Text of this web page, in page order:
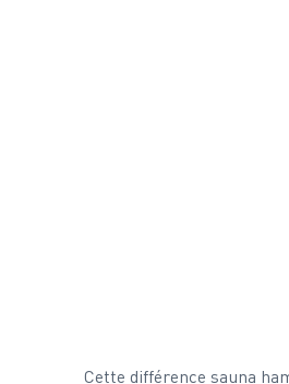
Cette différence sauna